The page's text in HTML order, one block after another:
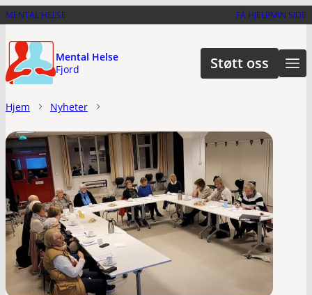
Hopp
hovedinnhold
MENTAL HELSE FÅ HJELPMIN SIDE
Mental Helse
Fjord
Støtt oss
Hjem Nyheter